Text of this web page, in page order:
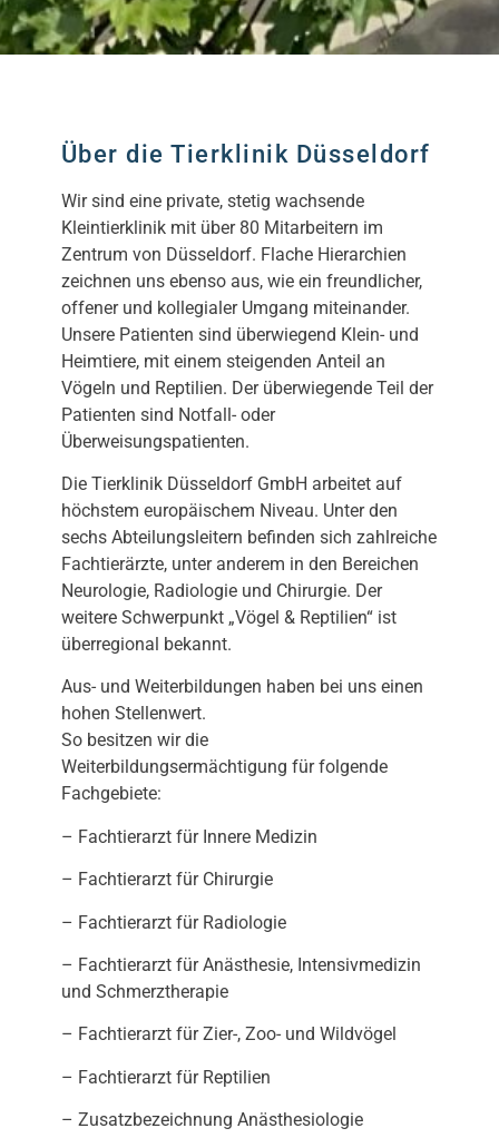
Über die Tierklinik Düsseldorf
Wir sind eine private, stetig wachsende
Kleintierklinik mit über 80 Mitarbeitern im
Zentrum von Düsseldorf. Flache Hierarchien
zeichnen uns ebenso aus, wie ein freundlicher,
offener und kollegialer Umgang miteinander.
Unsere Patienten sind überwiegend Klein- und
Heimtiere, mit einem steigenden Anteil an
Vögeln und Reptilien. Der überwiegende Teil der
Patienten sind Notfall- oder
Überweisungspatienten.
Die Tierklinik Düsseldorf GmbH arbeitet auf
höchstem europäischem Niveau. Unter den
sechs Abteilungsleitern befinden sich zahlreiche
Fachtierärzte, unter anderem in den Bereichen
Neurologie, Radiologie und Chirurgie. Der
weitere Schwerpunkt „Vögel & Reptilien“ ist
überregional bekannt.
Aus- und Weiterbildungen haben bei uns einen
hohen Stellenwert.
So besitzen wir die
Weiterbildungsermächtigung für folgende
Fachgebiete:
– Fachtierarzt für Innere Medizin
– Fachtierarzt für Chirurgie
– Fachtierarzt für Radiologie
– Fachtierarzt für Anästhesie, Intensivmedizin
und Schmerztherapie
– Fachtierarzt für Zier-, Zoo- und Wildvögel
– Fachtierarzt für Reptilien
– Zusatzbezeichnung Anästhesiologie